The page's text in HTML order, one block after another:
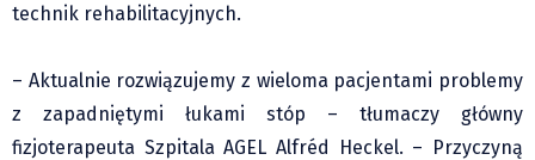
Sport
Multimedia
Obiektyw Głosu
technik rehabilitacyjnych.
– Aktualnie rozwiązujemy z wieloma pacjentami problemy
z zapadniętymi łukami stóp – tłumaczy główny
fizjoterapeuta Szpitala AGEL Alfréd Heckel. – Przyczyną